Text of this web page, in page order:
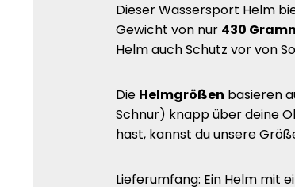
Dieser Wassersport Helm
Gewicht von nur 430
Helm auch Schutz vor von
Die Helmgrößen basieren
Schnur) knapp über deine
hast, kannst du unsere
Lieferumfang: Ein Helm mit